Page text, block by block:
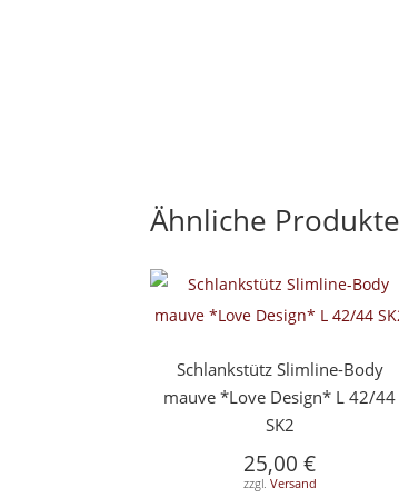
Ähnliche Produkte
Schlankstütz Slimline-Body
mauve *Love Design* L 42/44
SK2
25,00€
zzgl. Versand